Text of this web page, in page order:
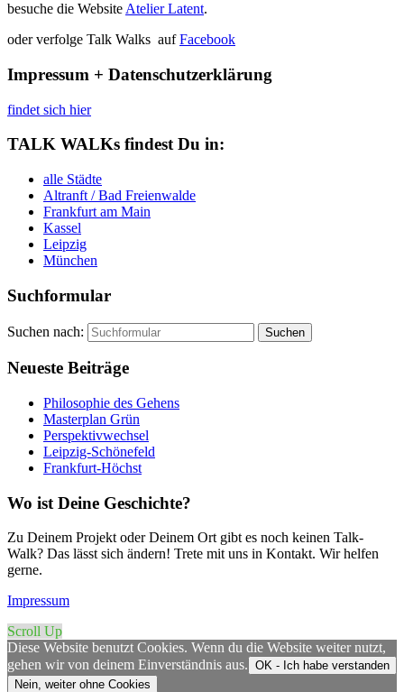
besuche die Website Atelier Latent.
oder verfolge Talk Walks aufFacebook
Impressum + Datenschutzerklärung
findet sich hier
TALK WALKs findest Du in:
alle Städte
Altranft / Bad Freienwalde
Frankfurt am Main
Kassel
Leipzig
München
Suchformular
Suchen nach:
Neueste Beiträge
Philosophie des Gehens
Masterplan Grün
Perspektivwechsel
Leipzig-Schönefeld
Frankfurt-Höchst
Wo ist Deine Geschichte?
Zu Deinem Projekt oder Deinem Ort gibt es noch keinen Talk-
Walk? Das lässt sich ändern! Trete mit uns in Kontakt. Wir helfen
gerne.
Impressum
Scroll Up
Diese Website benutzt Cookies. Wenn du die Website weiter nutzt,
gehen wir von deinem Einverständnis aus. OK - Ich habe verstanden
Nein, weiter ohne Cookies